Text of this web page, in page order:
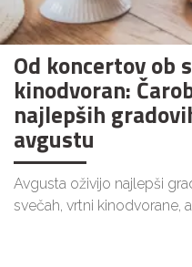
Od koncertov ob
kinodvoran:
najlepših
avgustu
Avgusta oživijo najlepši
svečah, vrtni kinodvorane,